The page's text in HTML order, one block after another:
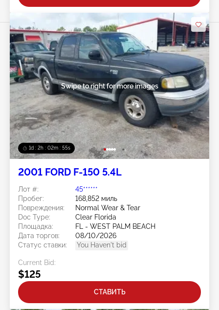
1d : 2h : 02m : 52s
Swipe to right for more images
2001 FORD F-150 5.4L
Лот #:
45******
Пробег:
168,852 миль
Повреждения:
Normal Wear & Tear
Doc Type:
Clear Florida
Площадка:
FL - WEST PALM BEACH
Дата торгов:
08/10/2026
Статус ставки:
You Haven't bid
Current Bid:
$125
СТАВИТЬ